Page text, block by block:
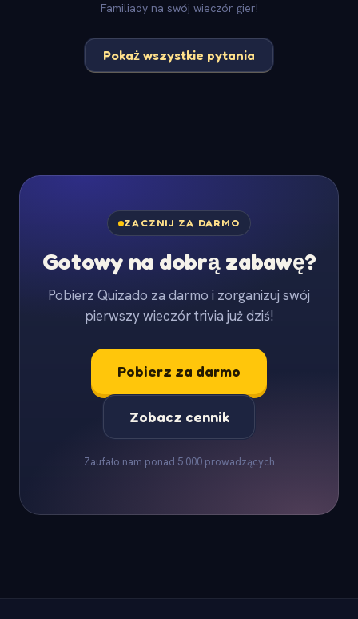
Familiady na swój wieczór gier!
Pokaż wszystkie pytania
ZACZNIJ ZA DARMO
Gotowy na dobrą zabawę?
Pobierz Quizado za darmo i zorganizuj swój
pierwszy wieczór trivia już dziś!
Pobierz za darmo
Zobacz cennik
Zaufało nam ponad 5 000 prowadzących